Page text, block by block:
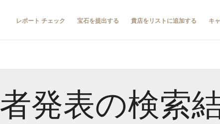
レポート チェック 宝石を提出する 貴店をリストに追加する キ
発表の検索